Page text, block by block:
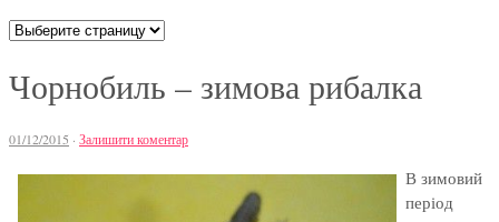
Чорнобиль – зимова рибалка
01/12/2015 · Залишити коментар
В зимовий
період